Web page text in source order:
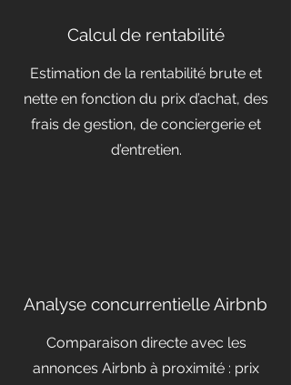
Calcul de rentabilité
Estimation de la rentabilité brute et
nette en fonction du prix d’achat, des
frais de gestion, de conciergerie et
d’entretien.
Analyse concurrentielle Airbnb
Comparaison directe avec les
annonces Airbnb à proximité : prix